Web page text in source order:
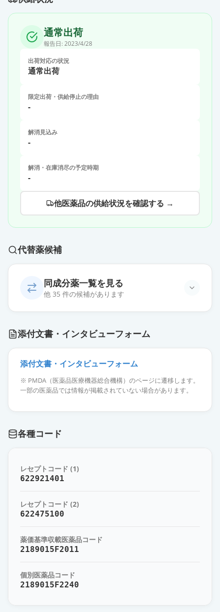
通常出荷
報告日: 2023/4/28
出荷対応の状況
通常出荷
限定出荷・供給停止の理由
-
解消見込み
-
解消・在庫消尽の予定時期
-
他医薬品の供給状況を確認する →
代替薬候補
同成分薬一覧を見る
他 35 件の候補があります
薬価 10.80 円
アトルバスタチン錠10mg「NP」
工」
通常出荷
薬価 10.80 円
イ」
薬価 11.50 円
アトルバスタチン錠10mg「DSEP」
アトルバスタチンOD錠10mg「トー
添付文書・インタビューフォーム
添付文書・インタビューフォーム
※ PMDA（医薬品医療機器総合機構）のページに遷移します。
一部の医薬品では情報が掲載されていない場合があります。
各種コード
レセプトコード (1)
622921401
レセプトコード (2)
622475100
薬価基準収載医薬品コード
2189015F2011
個別医薬品コード
2189015F2240